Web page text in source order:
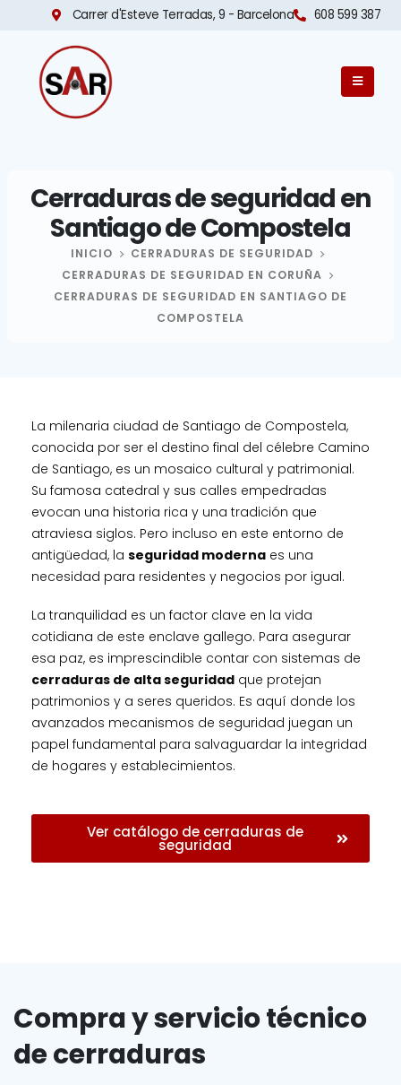
Carrer d'Esteve Terradas, 9 - Barcelona​ 608 599 387
Cerraduras de seguridad en
Santiago de Compostela
INICIO
CERRADURAS DE SEGURIDAD
CERRADURAS DE SEGURIDAD EN CORUÑA
CERRADURAS DE SEGURIDAD EN SANTIAGO DE
COMPOSTELA
La milenaria ciudad de Santiago de Compostela,
conocida por ser el destino final del célebre Camino
de Santiago, es un mosaico cultural y patrimonial.
Su famosa catedral y sus calles empedradas
evocan una historia rica y una tradición que
atraviesa siglos. Pero incluso en este entorno de
antigüedad, la seguridad moderna es una
necesidad para residentes y negocios por igual.
La tranquilidad es un factor clave en la vida
cotidiana de este enclave gallego. Para asegurar
esa paz, es imprescindible contar con sistemas de
cerraduras de alta seguridad que protejan
patrimonios y a seres queridos. Es aquí donde los
avanzados mecanismos de seguridad juegan un
papel fundamental para salvaguardar la integridad
de hogares y establecimientos.
Ver catálogo de cerraduras de
seguridad
Compra y servicio técnico
de cerraduras